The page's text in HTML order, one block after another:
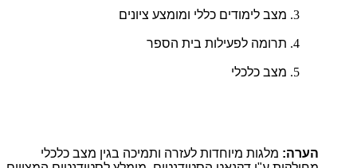
מצב לימודים כללי ומומצע ציונים
תרומה לפעילות בית הספר
מצב כלכלי
הערה: מלגות מיוחדות לעזרה ותמיכה בגין מצב כלכלי